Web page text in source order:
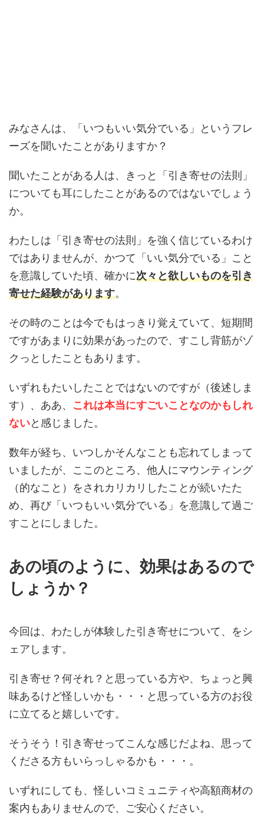
みなさんは、「いつもいい気分でいる」というフレ
ーズを聞いたことがありますか？
聞いたことがある人は、きっと「引き寄せの法則」
についても耳にしたことがあるのではないでしょう
か。
わたしは「引き寄せの法則」を強く信じているわけ
ではありませんが、かつて「いい気分でいる」こと
を意識していた頃、確かに次々と欲しいものを引き
寄せた経験があります。
その時のことは今でもはっきり覚えていて、短期間
ですがあまりに効果があったので、すこし背筋がゾ
クっとしたこともあります。
いずれもたいしたことではないのですが（後述しま
す）、ああ、 これは本当にすごいことなのかもしれ
ないと感じました。
数年が経ち、いつしかそんなことも忘れてしまって
いましたが、ここのところ、他人にマウンティング
（的なこと）をされカリカリしたことが続いたた
め、再び「いつもいい気分でいる」を意識して過ご
すことにしました。
あの頃のように、効果はあるので
しょうか？
今回は、わたしが体験した引き寄せについて、をシ
ェアします。
引き寄せ？何それ？と思っている方や、ちょっと興
味あるけど怪しいかも・・・と思っている方のお役
に立てると嬉しいです。
そうそう！引き寄せってこんな感じだよね、思って
くださる方もいらっしゃるかも・・・。
いずれにしても、怪しいコミュニティや高額商材の
案内もありませんので、ご安心ください。